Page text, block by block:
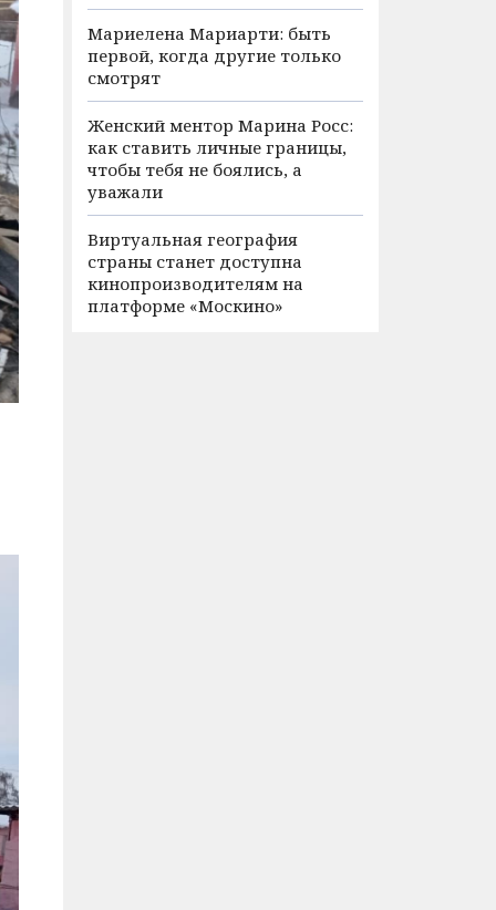
Мариелена Мариарти: быть
первой, когда другие только
смотрят
Женский ментор Марина Росс:
как ставить личные границы,
чтобы тебя не боялись, а
уважали
Виртуальная география
страны станет доступна
кинопроизводителям на
платформе «Москино»